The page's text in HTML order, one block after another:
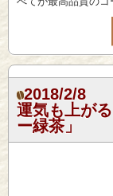
2018/2/8
運気も上が
ー緑茶」